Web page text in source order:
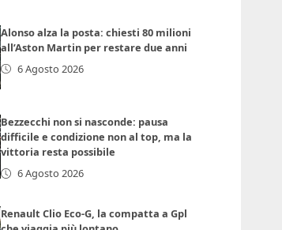
Alonso alza la posta: chiesti 80 milioni
all’Aston Martin per restare due anni
6 Agosto 2026
Bezzecchi non si nasconde: pausa
difficile e condizione non al top, ma la
vittoria resta possibile
6 Agosto 2026
Renault Clio Eco-G, la compatta a Gpl